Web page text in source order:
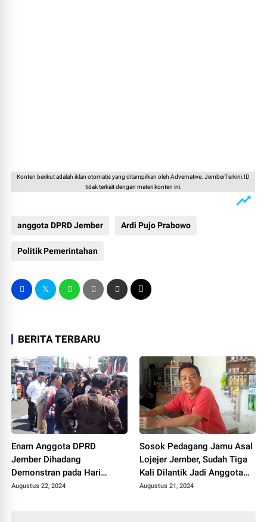
Konten berikut adalah iklan otomatis yang ditampilkan oleh Advernative. JemberTerkini.ID
tidak terkait dengan materi konten ini.
anggota DPRD Jember Ardi Pujo Prabowo
Politik Pemerintahan
BERITA TERBARU
Enam Anggota DPRD
Jember Dihadang
Demonstran pada Hari
Pertama Masuk Kantor,
Augustus 22, 2024
Sosok Pedagang Jamu Asal
Lojejer Jember, Sudah Tiga
Kali Dilantik Jadi Anggota
DPRD Jember
Augustus 21, 2024